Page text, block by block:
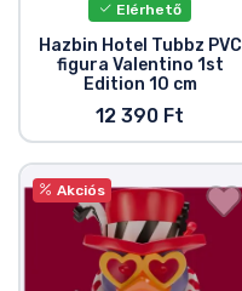
Elérhető
Hazbin Hotel Tubbz PVC
figura Valentino 1st
Edition 10 cm
12 390 Ft
Akciós